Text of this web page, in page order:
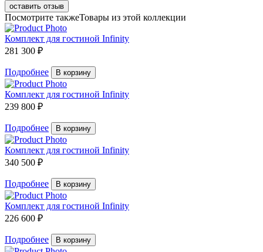
оставить отзыв
Посмотрите такжеТовары из этой коллекции
Комплект для гостиной Infinity
281 300 ₽
Подробнее В корзину
Комплект для гостиной Infinity
239 800 ₽
Подробнее В корзину
Комплект для гостиной Infinity
340 500 ₽
Подробнее В корзину
Комплект для гостиной Infinity
226 600 ₽
Подробнее В корзину